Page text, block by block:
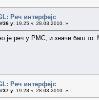
Реч интерфејс
у: 19.25 ч. 28.03.2010. »
је реч у РМС, и значи баш
Реч интерфејс
у: 19.28 ч. 28.03.2010. »